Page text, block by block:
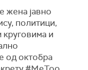
жена јавно
политици,
круговима и
од октобра